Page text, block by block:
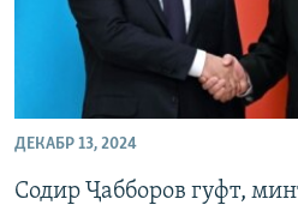
ДЕКАБР 13, 2024
Содир Ҷабборов гуфт,